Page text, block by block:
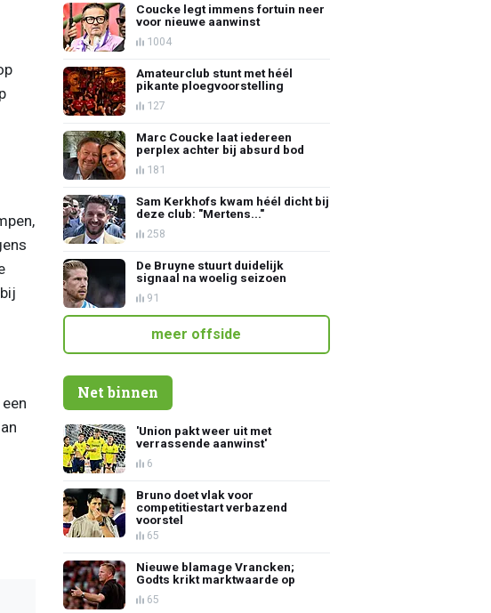
Coucke legt immens fortuin neer
voor nieuwe aanwinst
1004
Amateurclub stunt met héél
pikante ploegvoorstelling
127
Marc Coucke laat iedereen
perplex achter bij absurd bod
181
Sam Kerkhofs kwam héél dicht bij
deze club: "Mertens..."
258
De Bruyne stuurt duidelijk
signaal na woelig seizoen
91
meer offside
Net binnen
'Union pakt weer uit met
verrassende aanwinst'
6
Bruno doet vlak voor
competitiestart verbazend
voorstel
65
Nieuwe blamage Vrancken;
Godts krikt marktwaarde op
65